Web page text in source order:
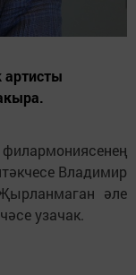
артисты
Владимир
әле
узачак.